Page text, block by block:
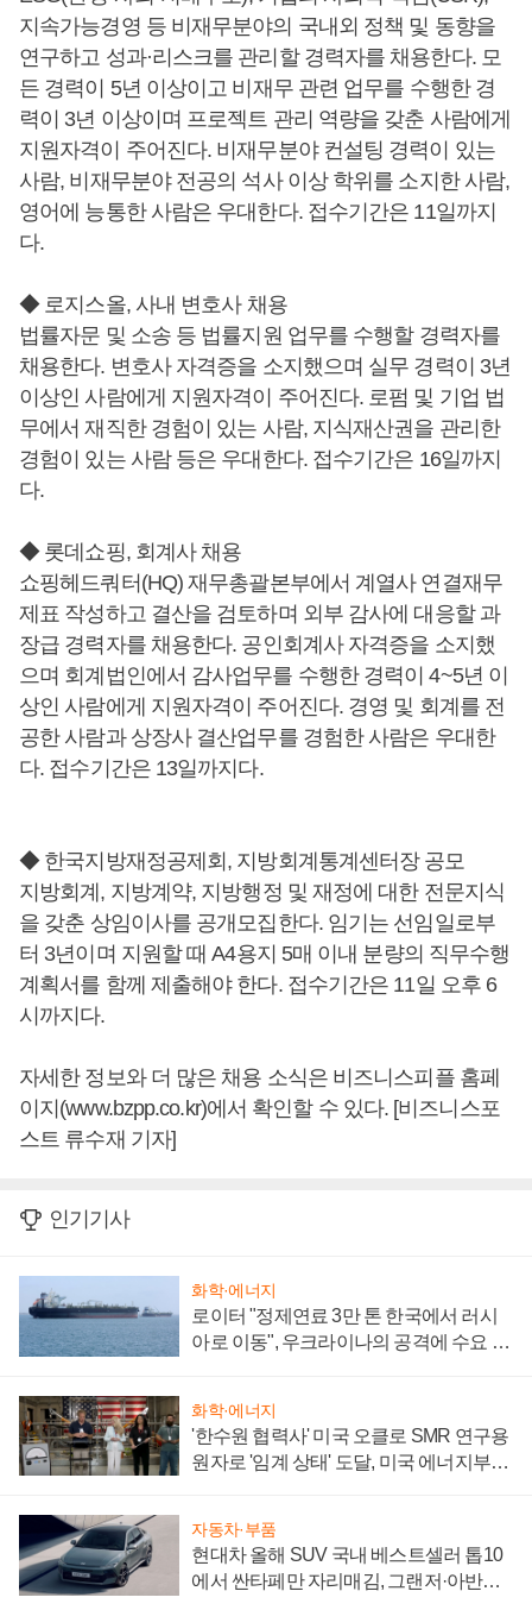
지속가능경영 등 비재무분야의 국내외 정책 및 동향을
연구하고 성과·리스크를 관리할 경력자를 채용한다. 모
든 경력이 5년 이상이고 비재무 관련 업무를 수행한 경
력이 3년 이상이며 프로젝트 관리 역량을 갖춘 사람에게
지원자격이 주어진다. 비재무분야 컨설팅 경력이 있는
사람, 비재무분야 전공의 석사 이상 학위를 소지한 사람,
영어에 능통한 사람은 우대한다. 접수기간은 11일까지
다.
◆ 로지스올, 사내 변호사 채용
법률자문 및 소송 등 법률지원 업무를 수행할 경력자를
채용한다. 변호사 자격증을 소지했으며 실무 경력이 3년
이상인 사람에게 지원자격이 주어진다. 로펌 및 기업 법
무에서 재직한 경험이 있는 사람, 지식재산권을 관리한
경험이 있는 사람 등은 우대한다. 접수기간은 16일까지
다.
◆ 롯데쇼핑, 회계사 채용
쇼핑헤드쿼터(HQ) 재무총괄본부에서 계열사 연결재무
제표 작성하고 결산을 검토하며 외부 감사에 대응할 과
장급 경력자를 채용한다. 공인회계사 자격증을 소지했
으며 회계법인에서 감사업무를 수행한 경력이 4~5년 이
상인 사람에게 지원자격이 주어진다. 경영 및 회계를 전
공한 사람과 상장사 결산업무를 경험한 사람은 우대한
다. 접수기간은 13일까지다.
◆ 한국지방재정공제회, 지방회계통계센터장 공모
지방회계, 지방계약, 지방행정 및 재정에 대한 전문지식
을 갖춘 상임이사를 공개모집한다. 임기는 선임일로부
터 3년이며 지원할 때 A4용지 5매 이내 분량의 직무수행
계획서를 함께 제출해야 한다. 접수기간은 11일 오후 6
시까지다.
자세한 정보와 더 많은 채용 소식은 비즈니스피플 홈페
이지(www.bzpp.co.kr)에서 확인할 수 있다. [비즈니스포
스트 류수재 기자]
인기기사
화학·에너지
로이터 "정제연료 3만 톤 한국에서 러시
아로 이동", 우크라이나의 공격에 수요 늘
화학·에너지
'한수원 협력사' 미국 오클로 SMR 연구용
원자로 '임계 상태' 도달, 미국 에너지부
자동차·부품
현대차 올해 SUV 국내 베스트셀러 톱10
에서 싼타페만 자리매김, 그랜저·아반떼